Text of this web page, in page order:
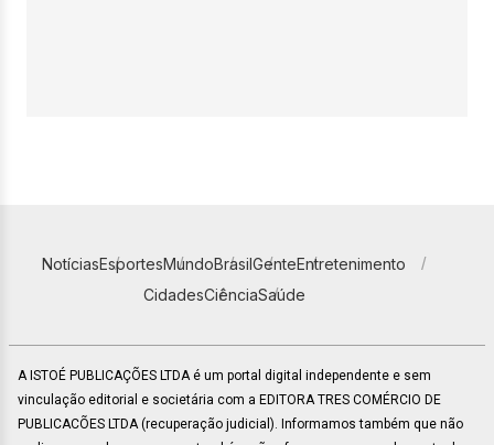
NotíciasEsportesMundoBrasilGenteEntretenimento
CidadesCiênciaSaúde
A ISTOÉ PUBLICAÇÕES LTDA é um portal digital independente e sem
vinculação editorial e societária com a EDITORA TRES COMÉRCIO DE
PUBLICACÕES LTDA (recuperação judicial). Informamos também que não